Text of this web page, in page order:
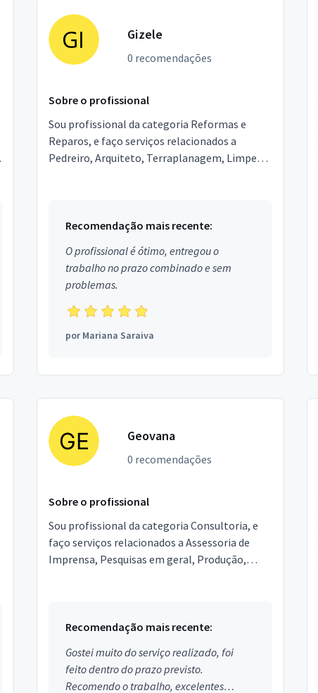
Gizele
0 recomendações
Sobre o profissional
Sou profissional da categoria Reformas e
Reparos, e faço serviços relacionados a
Pedreiro, Arquiteto, Terraplanagem, Limpeza
Recomendação mais recente:
O profissional é ótimo, entregou o
trabalho no prazo combinado e sem
problemas.
porMariana Saraiva
Geovana
0 recomendações
Sobre o profissional
Sou profissional da categoria Consultoria, e
faço serviços relacionados a Assessoria de
Imprensa, Pesquisas em geral, Produção,
Recomendação mais recente:
Gostei muito do serviço realizado, foi
feito dentro do prazo previsto.
Recomendo o trabalho, excelentes